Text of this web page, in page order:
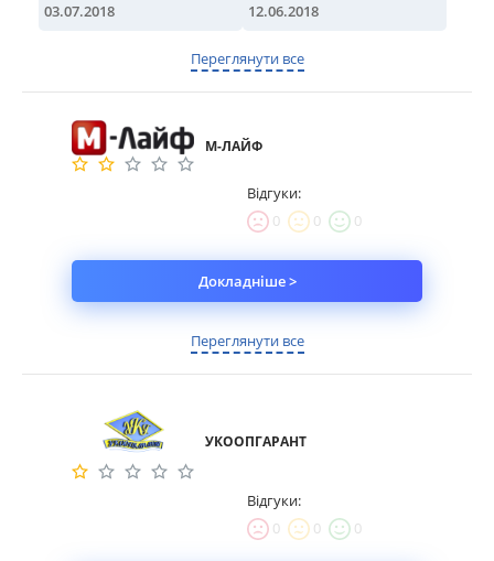
03.07.2018 12.06.2018
Переглянути все
М-ЛАЙФ
Відгуки:
0
0 0
Докладніше >
Переглянути все
УКООПГАРАНТ
Відгуки:
0
0 0